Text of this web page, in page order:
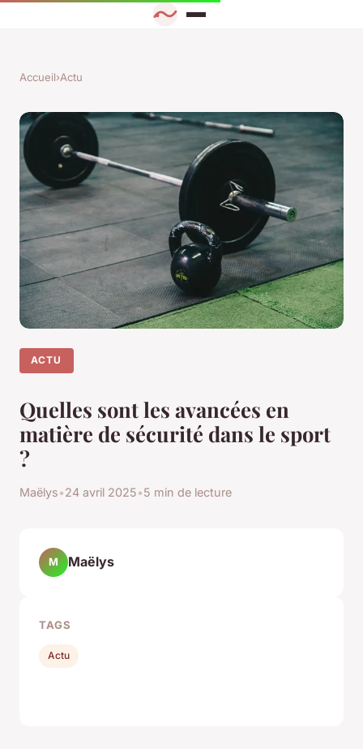
Accueil›Actu
ACTU
Quelles sont les avancées en
matière de sécurité dans le sport
?
Maëlys•24 avril 2025•5 min de lecture
M Maëlys
TAGS
Actu